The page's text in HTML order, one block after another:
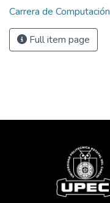
Carrera de Computación
Full item page